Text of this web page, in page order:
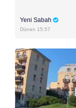
Yeni Sabah
Dünən 15:57